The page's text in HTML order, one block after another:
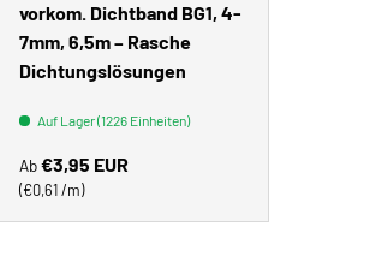
vorkom. Dichtband BG1, 4-
7mm, 6,5m – Rasche
Dichtungslösungen
Auf Lager (1226 Einheiten)
Normaler Preis
Ab€3,95 EUR
Grundpreis
€0,61 /m